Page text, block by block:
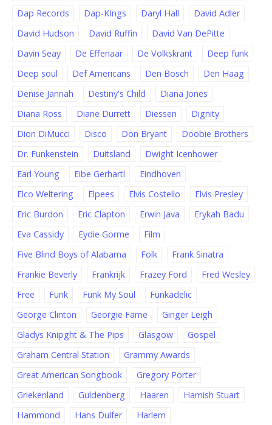
Dap Records
Dap-KIngs Daryl Hall
David Adler
David Hudson
David Ruffin
David Van DePitte
Davin Seay
De Effenaar De Volkskrant
Deep funk
Deep soul
Def Americans Den Bosch
Den Haag
Denise Jannah
Destiny's Child
Diana Jones
Diana Ross
Diane Durrett Diessen
Dignity
Dion DiMucci
Disco Don Bryant
Doobie Brothers
Dr. Funkenstein
Duitsland
Dwight Icenhower
Earl Young
Eibe Gerhartl
Eindhoven
Elco Weltering
Elpees Elvis Costello
Elvis Presley
Eric Burdon
Eric Clapton Erwin Java
Erykah Badu
Eva Cassidy
Eydie Gorme
Film
Five Blind Boys of Alabama
Folk
Frank Sinatra
Frankie Beverly
Frankrijk Frazey Ford
Fred Wesley
Free
Funk Funk My Soul
Funkadelic
George Clinton
Georgie Fame
Ginger Leigh
Gladys Knipght & The Pips
Glasgow
Gospel
Graham Central Station
Grammy Awards
Great American Songbook
Gregory Porter
Griekenland
Guldenberg Haaren
Hamish Stuart
Hammond
Hans Dulfer Harlem